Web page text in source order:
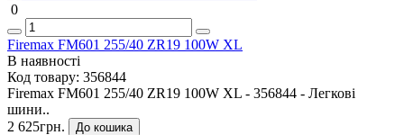
0
Firemax FM601 255/40 ZR19 100W XL
В наявності
Код товару: 356844
Firemax FM601 255/40 ZR19 100W XL - 356844 - Легкові
шини..
2 625грн.
До кошика